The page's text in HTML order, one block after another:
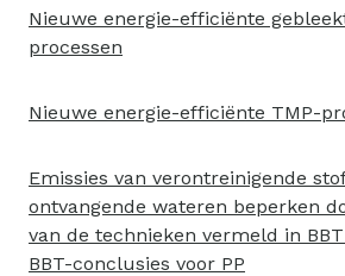
Nieuwe energie-efficiënte
processen
Nieuwe energie-efficiënte TMP-
Emissies van verontreinigende
ontvangende wateren beperken
van de technieken vermeld in
BBT-conclusies voor PP